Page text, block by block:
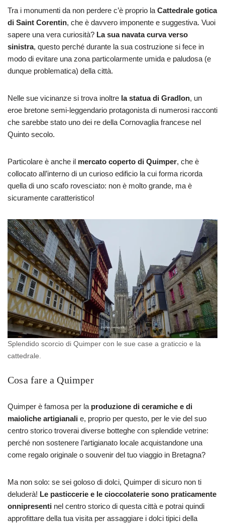
Tra i monumenti da non perdere c’è proprio la Cattedrale gotica
di Saint Corentin, che è davvero imponente e suggestiva. Vuoi
sapere una vera curiosità? La sua navata curva verso
sinistra, questo perché durante la sua costruzione si fece in
modo di evitare una zona particolarmente umida e paludosa (e
dunque problematica) della città.
Nelle sue vicinanze si trova inoltre la statua di Gradlon, un
eroe bretone semi-leggendario protagonista di numerosi racconti
che sarebbe stato uno dei re della Cornovaglia francese nel
Quinto secolo.
Particolare è anche il mercato coperto di Quimper, che è
collocato all’interno di un curioso edificio la cui forma ricorda
quella di uno scafo rovesciato: non è molto grande, ma è
sicuramente caratteristico!
Splendido scorcio di Quimper con le sue case a graticcio e la
cattedrale.
Cosa fare a Quimper
Quimper è famosa per la produzione di ceramiche e di
maioliche artigianali e, proprio per questo, per le vie del suo
centro storico troverai diverse botteghe con splendide vetrine:
perché non sostenere l’artigianato locale acquistandone una
come regalo originale o souvenir del tuo viaggio in Bretagna?
Ma non solo: se sei goloso di dolci, Quimper di sicuro non ti
deluderà! Le pasticcerie e le cioccolaterie sono praticamente
onnipresenti nel centro storico di questa città e potrai quindi
approfittare della tua visita per assaggiare i dolci tipici della